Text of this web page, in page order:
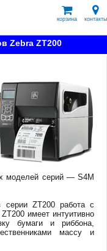
корзина контакты
Zebra ZT200
моделей серий — S4M
серии ZT200 работа с
имеет интуитивно
бумаги и риббона,
массу и